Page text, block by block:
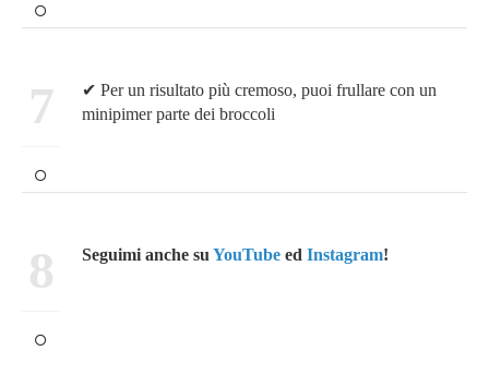
7
✔ Per un risultato più cremoso, puoi frullare con un
minipimer parte dei broccoli
8 Seguimi anche su YouTube ed Instagram!